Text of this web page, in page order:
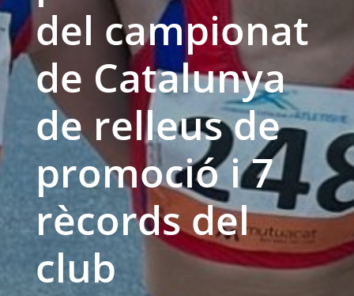
del campionat
de Catalunya
de relleus de
promoció i 7
rècords del
club